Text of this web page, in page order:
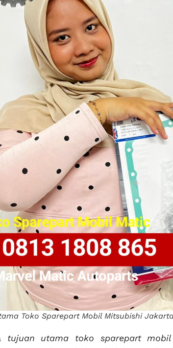
Toko Sparepart Mobil Mitsubishi
tujuan utama toko sparepart